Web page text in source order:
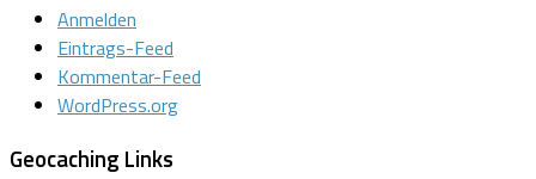
Anmelden
Eintrags-Feed
Kommentar-Feed
WordPress.org
Geocaching Links